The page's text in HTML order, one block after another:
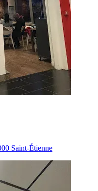
Saint-Étienne